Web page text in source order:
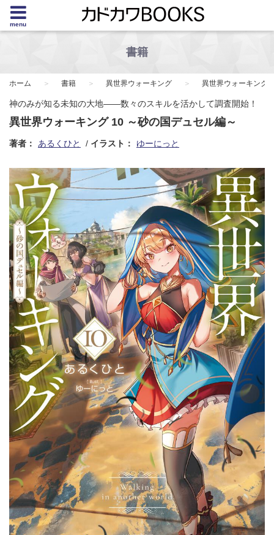
menu
書籍
ホーム 書籍 異世界ウォーキング 異世界ウォーキング
神のみが知る未知の大地――数々のスキルを活かして調査開始！
異世界ウォーキング 10 ～砂の国デュセル編～
著者： あるくひと イラスト： ゆーにっと